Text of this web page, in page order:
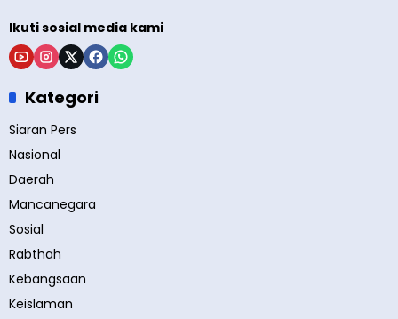
Ikuti sosial media kami
Kategori
Siaran Pers
Nasional
Daerah
Mancanegara
Sosial
Rabthah
Kebangsaan
Keislaman